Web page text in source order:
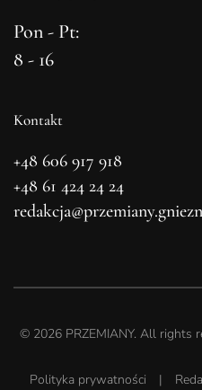
Pon - Pt:
8 - 16
Kontakt
+48 606 917 918
+48 61 424 24 24
© 2026PRZEMIANY. All rights
Polityka prywatności |